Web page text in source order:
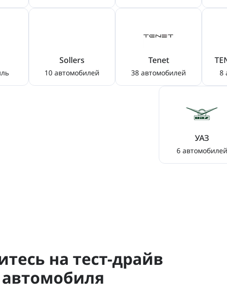
Sollers
10 автомобилей
Tenet
38 автомобилей 8
УАЗ
6 автомобилей
на тест-драйв